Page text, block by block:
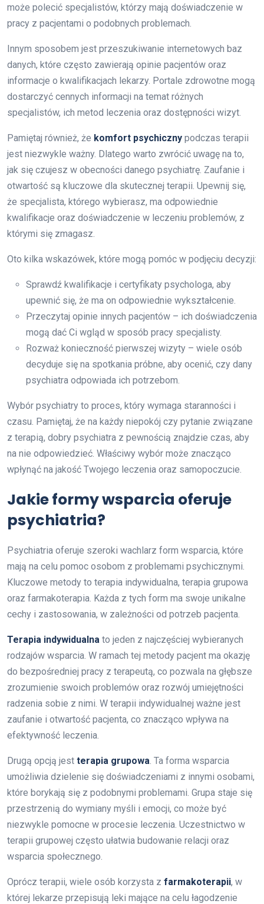
może polecić specjalistów, którzy mają doświadczenie w
pracy z pacjentami o podobnych problemach.
Innym sposobem jest przeszukiwanie internetowych baz
danych, które często zawierają opinie pacjentów oraz
informacje o kwalifikacjach lekarzy. Portale zdrowotne mogą
dostarczyć cennych informacji na temat różnych
specjalistów, ich metod leczenia oraz dostępności wizyt.
Pamiętaj również, że komfort psychiczny podczas terapii
jest niezwykle ważny. Dlatego warto zwrócić uwagę na to,
jak się czujesz w obecności danego psychiatrę. Zaufanie i
otwartość są kluczowe dla skutecznej terapii. Upewnij się,
że specjalista, którego wybierasz, ma odpowiednie
kwalifikacje oraz doświadczenie w leczeniu problemów, z
którymi się zmagasz.
Oto kilka wskazówek, które mogą pomóc w podjęciu decyzji:
Sprawdź kwalifikacje i certyfikaty psychologa, aby
upewnić się, że ma on odpowiednie wykształcenie.
Przeczytaj opinie innych pacjentów – ich doświadczenia
mogą dać Ci wgląd w sposób pracy specjalisty.
Rozważ konieczność pierwszej wizyty – wiele osób
decyduje się na spotkania próbne, aby ocenić, czy dany
psychiatra odpowiada ich potrzebom.
Wybór psychiatry to proces, który wymaga staranności i
czasu. Pamiętaj, że na każdy niepokój czy pytanie związane
z terapią, dobry psychiatra z pewnością znajdzie czas, aby
na nie odpowiedzieć. Właściwy wybór może znacząco
wpłynąć na jakość Twojego leczenia oraz samopoczucie.
Jakie formy wsparcia oferuje
psychiatria?
Psychiatria oferuje szeroki wachlarz form wsparcia, które
mają na celu pomoc osobom z problemami psychicznymi.
Kluczowe metody to terapia indywidualna, terapia grupowa
oraz farmakoterapia. Każda z tych form ma swoje unikalne
cechy i zastosowania, w zależności od potrzeb pacjenta.
Terapia indywidualna to jeden z najczęściej wybieranych
rodzajów wsparcia. W ramach tej metody pacjent ma okazję
do bezpośredniej pracy z terapeutą, co pozwala na głębsze
zrozumienie swoich problemów oraz rozwój umiejętności
radzenia sobie z nimi. W terapii indywidualnej ważne jest
zaufanie i otwartość pacjenta, co znacząco wpływa na
efektywność leczenia.
Drugą opcją jest terapia grupowa. Ta forma wsparcia
umożliwia dzielenie się doświadczeniami z innymi osobami,
które borykają się z podobnymi problemami. Grupa staje się
przestrzenią do wymiany myśli i emocji, co może być
niezwykle pomocne w procesie leczenia. Uczestnictwo w
terapii grupowej często ułatwia budowanie relacji oraz
wsparcia społecznego.
Oprócz terapii, wiele osób korzysta z farmakoterapii, w
której lekarze przepisują leki mające na celu łagodzenie